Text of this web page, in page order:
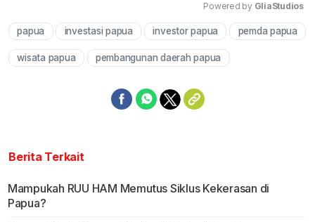
Mute
Powered by GliaStudios
papua investasi papua investor papua pemda papua
wisata papua pembangunan daerah papua
Berita Terkait
Mampukah RUU HAM Memutus Siklus Kekerasan di
Papua?